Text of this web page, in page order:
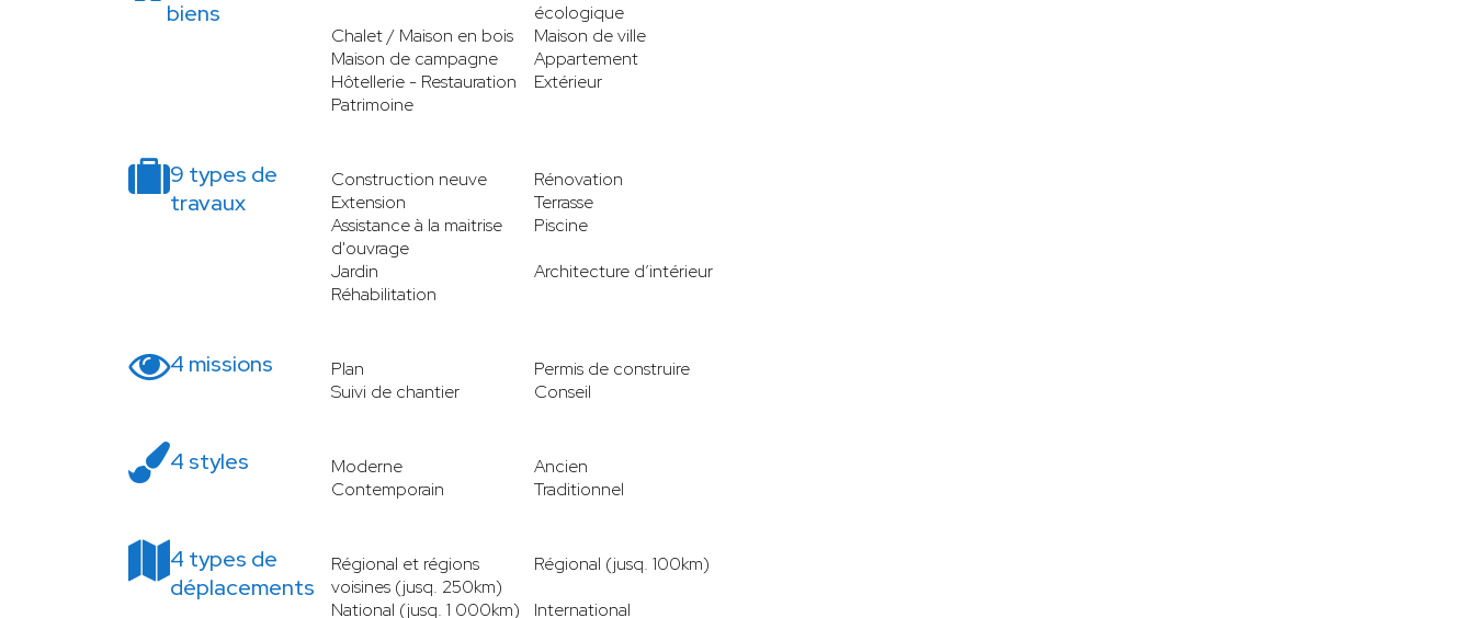
biens
écologique
Chalet / Maison en bois
Maison de ville
Maison de campagne
Appartement
Hôtellerie - Restauration
Extérieur
Patrimoine
9 types de
travaux
Construction neuve
Rénovation
Extension
Terrasse
Assistance à la maitrise
d'ouvrage
Piscine
Jardin
Architecture d’intérieur
Réhabilitation
4 missions Plan
Permis de construire
Suivi de chantier
Conseil
4 styles Moderne
Ancien
Contemporain
Traditionnel
4 types de
déplacements
Régional et régions
voisines (jusq. 250km)
Régional (jusq. 100km)
National (jusq. 1 000km)
International